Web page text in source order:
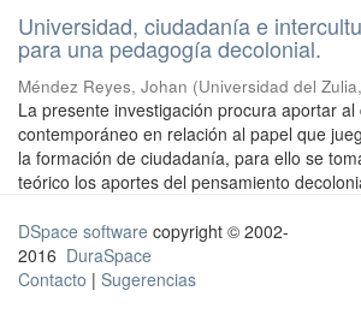
Universidad, ciudadanía e
para una pedagogía decolonial.
Méndez Reyes, Johan (Universidad del Zulia,
La presente investigación procura aportar al
contemporáneo en relación al papel que
la formación de ciudadanía, para ello se
teórico los aportes del pensamiento
DSpace software copyright © 2002-
2016 DuraSpace
Contacto | Sugerencias